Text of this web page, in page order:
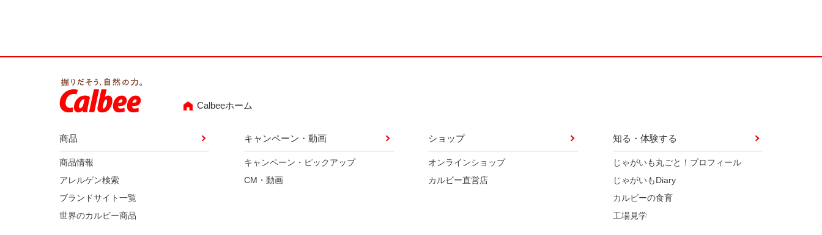
Calbeeホーム
商品
商品情報
アレルゲン検索
ブランドサイト一覧
世界のカルビー商品
キャンペーン・動画
キャンペーン・ピックアップ
CM・動画
ショップ
オンラインショップ
カルビー直営店
知る・体験する
じゃがいも丸ごと！プロフィール
じゃがいもDiary
カルビーの食育
工場見学